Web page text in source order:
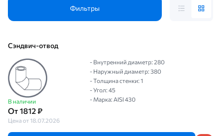
Фильтры
Сэндвич-отвод
В наличии
От 1812 ₽
Цена от 18.07.2026
- Внутренний диаметр: 280
- Наружный диаметр: 380
- Толщина стенки: 1
- Угол: 45
- Марка: AISI 430